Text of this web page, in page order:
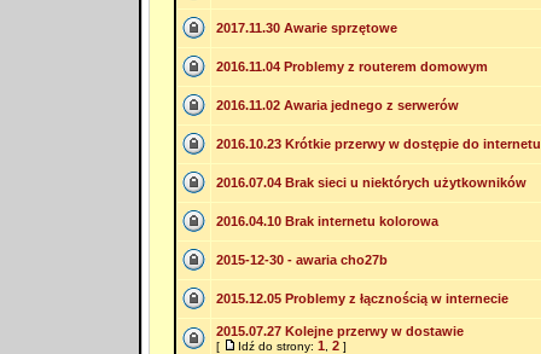
2017.11.30 Awarie sprzętowe
2016.11.04 Problemy z routerem domowym
2016.11.02 Awaria jednego z serwerów
2016.10.23 Krótkie przerwy w dostępie do internetu
2016.07.04 Brak sieci u niektórych użytkowników
2016.04.10 Brak internetu kolorowa
2015-12-30 - awaria cho27b
2015.12.05 Problemy z łącznością w internecie
2015.07.27 Kolejne przerwy w dostawie
[ Idź do strony: 1, 2]